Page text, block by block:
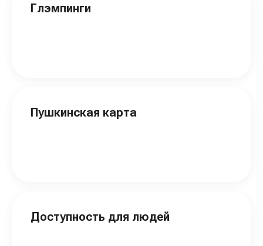
Глэмпинги
Пушкинская карта
Доступность для людей